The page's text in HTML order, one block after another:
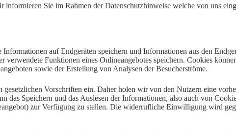
Sie im Rahmen der Datenschutzhinweise welche von uns
auf Endgeräten speichern und Informationen aus den
Funktionen eines Onlineangebotes speichern. Cookies
sowie der Erstellung von Analysen der Besucherströme.
Vorschriften ein. Daher holen wir von den Nutzern eine
Speichern und das Auslesen der Informationen, also auch von
zur Verfügung zu stellen. Die widerrufliche Einwilligung wird